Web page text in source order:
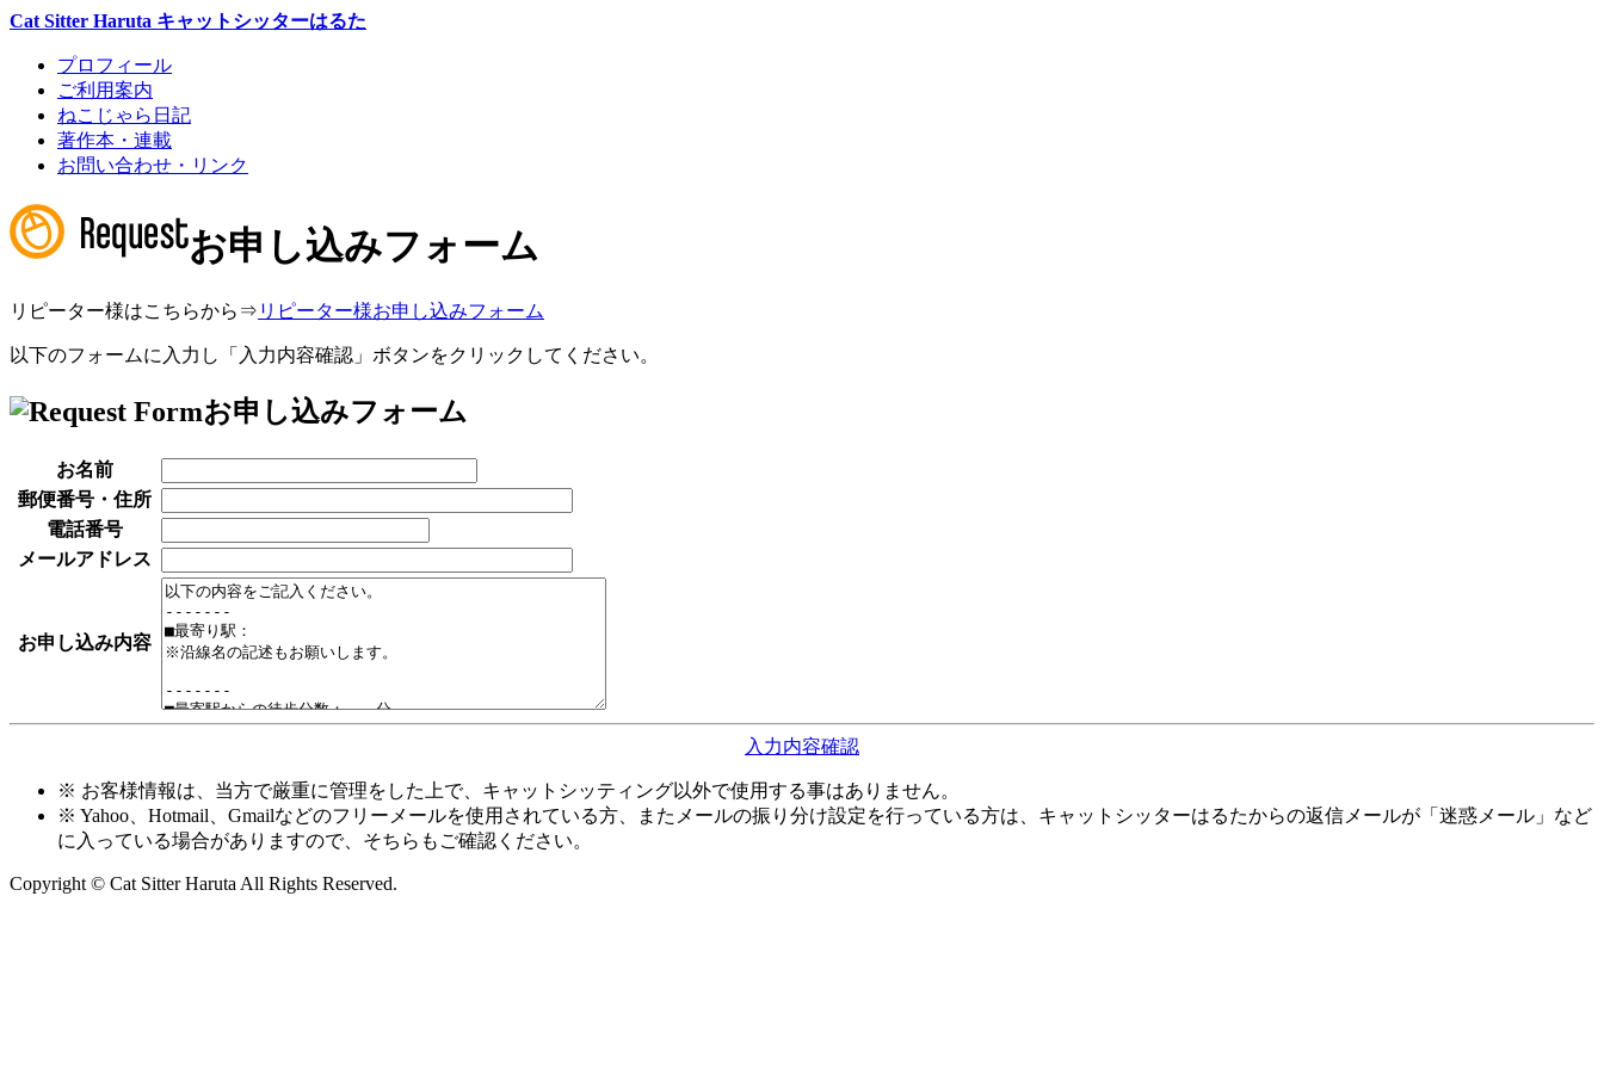
Cat Sitter Haruta キャットシッターはるた
プロフィール
ご利用案内
ねこじゃら日記
著作本・連載
お問い合わせ・リンク
お申し込みフォーム
リピーター様はこちらから⇒ リピーター様お申し込みフォーム
以下のフォームに入力し「入力内容確認」ボタンをクリックしてください。
お申し込みフォーム
お名前
郵便番号・住所
電話番号
メールアドレス
お申し込み内容
入力内容確認
※ お客様情報は、当方で厳重に管理をした上で、キャットシッティング以外で使用する事はありません。
※ Yahoo、Hotmail、Gmailなどのフリーメールを使用されている方、またメールの振り分け設定を行っている方は、キャットシッターはるたからの返信メールが「迷惑メール」など
に入っている場合がありますので、そちらもご確認ください。
Copyright © Cat Sitter Haruta All Rights Reserved.